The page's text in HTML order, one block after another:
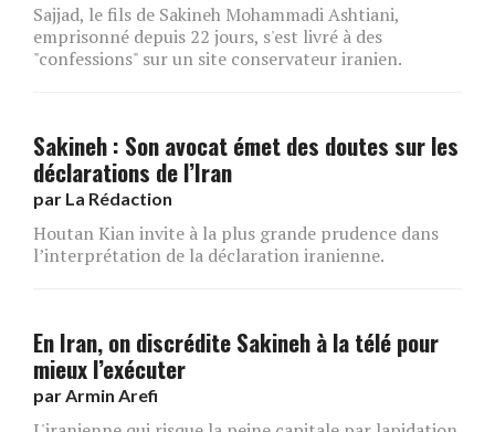
Sajjad, le fils de Sakineh Mohammadi Ashtiani,
emprisonné depuis 22 jours, s'est livré à des
"confessions" sur un site conservateur iranien.
Sakineh : Son avocat émet des doutes sur les
déclarations de l’Iran
par La Rédaction
Houtan Kian invite à la plus grande prudence dans
l’interprétation de la déclaration iranienne.
En Iran, on discrédite Sakineh à la télé pour
mieux l’exécuter
parArmin Arefi